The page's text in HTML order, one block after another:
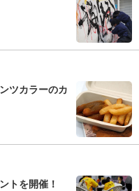
ツカラーのカ
トを開催！